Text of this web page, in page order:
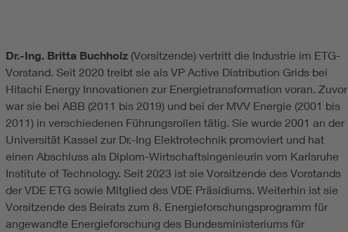
Dr.-Ing. Britta Buchholz(Vorsitzende) vertritt die Industrie im ETG-
Vorstand. Seit 2020 treibt sie als VP Active Distribution Grids bei
Hitachi Energy Innovationen zur Energietransformation voran. Zuvor
war sie bei ABB (2011 bis 2019) und bei der MVV Energie (2001 bis
2011) in verschiedenen Führungsrollen tätig. Sie wurde 2001 an der
Universität Kassel zur Dr.-Ing Elektrotechnik promoviert und hat
einen Abschluss als Diplom-Wirtschaftsingenieurin vom Karlsruhe
Institute of Technology. Seit 2023 ist sie Vorsitzende des Vorstands
der VDE ETG sowie Mitglied des VDE Präsidiums. Weiterhin ist sie
Vorsitzende des Beirats zum 8. Energieforschungsprogramm für
angewandte Energieforschung des Bundesministeriums für